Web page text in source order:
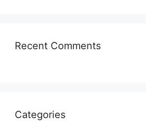
Recent Comments
Categories